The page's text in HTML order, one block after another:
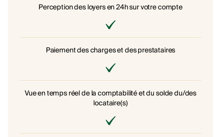
Perception des loyers en 24h sur votre compte
Paiement des charges et des prestataires
Vue en temps réel de la comptabilité et du solde du/des
locataire(s)